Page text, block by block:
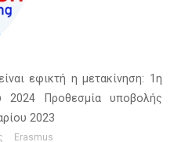
εφικτή η μετακίνηση: 1η
Προθεσμία υποβολής
2023
Erasmus